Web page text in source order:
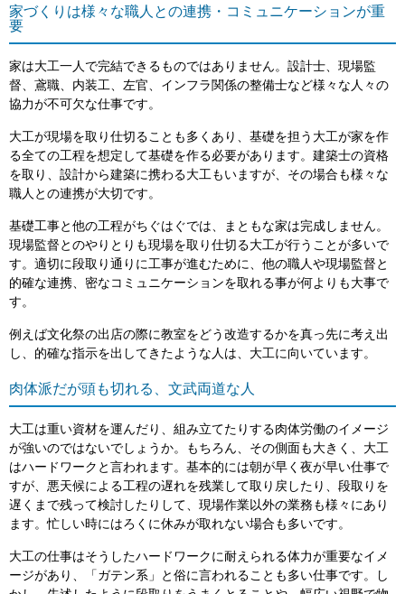
家づくりは様々な職人との連携・コミュニケーションが重
要
家は大工一人で完結できるものではありません。設計士、現場監
督、鳶職、内装工、左官、インフラ関係の整備士など様々な人々の
協力が不可欠な仕事です。
大工が現場を取り仕切ることも多くあり、基礎を担う大工が家を作
る全ての工程を想定して基礎を作る必要があります。建築士の資格
を取り、設計から建築に携わる大工もいますが、その場合も様々な
職人との連携が大切です。
基礎工事と他の工程がちぐはぐでは、まともな家は完成しません。
現場監督とのやりとりも現場を取り仕切る大工が行うことが多いで
す。適切に段取り通りに工事が進むために、他の職人や現場監督と
的確な連携、密なコミュニケーションを取れる事が何よりも大事で
す。
例えば文化祭の出店の際に教室をどう改造するかを真っ先に考え出
し、的確な指示を出してきたような人は、大工に向いています。
肉体派だが頭も切れる、文武両道な人
大工は重い資材を運んだり、組み立てたりする肉体労働のイメージ
が強いのではないでしょうか。もちろん、その側面も大きく、大工
はハードワークと言われます。基本的には朝が早く夜が早い仕事で
すが、悪天候による工程の遅れを残業して取り戻したり、段取りを
遅くまで残って検討したりして、現場作業以外の業務も様々にあり
ます。忙しい時にはろくに休みが取れない場合も多いです。
大工の仕事はそうしたハードワークに耐えられる体力が重要なイメ
ージがあり、「ガテン系」と俗に言われることも多い仕事です。し